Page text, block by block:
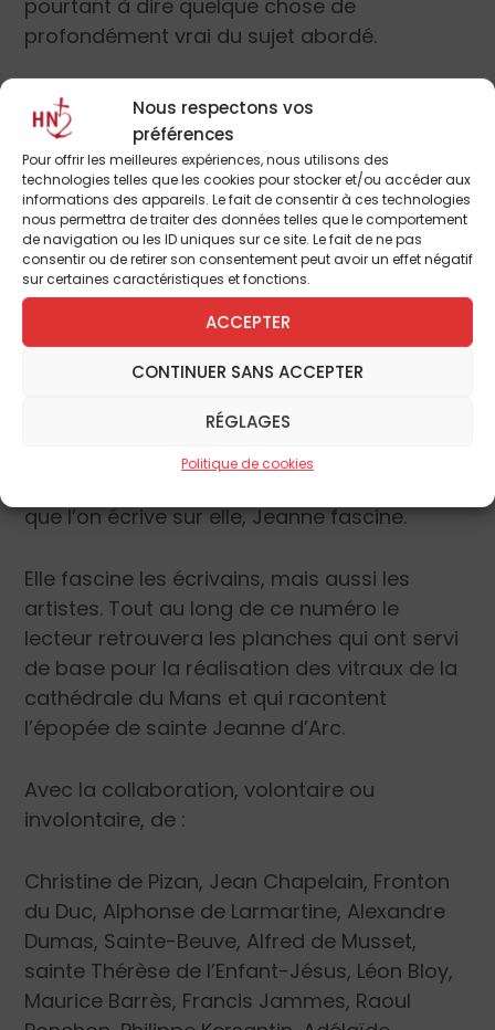
Nous respectons vos
préférences
Pour offrir les meilleures expériences, nous utilisons des
technologies telles que les cookies pour stocker et/ou accéder aux
informations des appareils. Le fait de consentir à ces technologies
nous permettra de traiter des données telles que le comportement
de navigation ou les ID uniques sur ce site. Le fait de ne pas
consentir ou de retirer son consentement peut avoir un effet négatif
sur certaines caractéristiques et fonctions.
ACCEPTER
CONTINUER SANS ACCEPTER
RÉGLAGES
Politique de cookies
pourtant à dire quelque chose de
profondément vrai du sujet abordé.
On s’étonnera peut-être de ne pas trouver
ici les noms de quelques grands qui ont
chanté sainte Jeanne d’Arc avec talent, et
parmi eux, le tout premier, Charles Péguy. Ce
n’est pas que nous les avons ignorés, mais
plus simplement que reproduire un texte
d’un écrivain obéit à des règles et à des
impératifs que nous avons voulu respecter.
Reste pourtant qu’à travers les siècles,
politiques se sont plus à méditer ce destin
singulier. Les styles diffèrent comme la
que l’on écrive sur elle, Jeanne fascine.
Elle fascine les écrivains, mais aussi les
artistes. Tout au long de ce numéro le
lecteur retrouvera les planches qui ont servi
de base pour la réalisation des vitraux de la
cathédrale du Mans et qui racontent
l’épopée de sainte Jeanne d’Arc.
Avec la collaboration, volontaire ou
involontaire, de :
Christine de Pizan, Jean Chapelain, Fronton
du Duc, Alphonse de Larmartine, Alexandre
Dumas, Sainte-Beuve, Alfred de Musset,
sainte Thérèse de l’Enfant-Jésus, Léon Bloy,
Maurice Barrès, Francis Jammes, Raoul